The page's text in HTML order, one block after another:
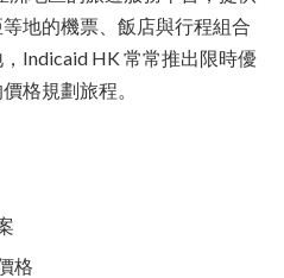
地的機票、飯店與行程組合
Indicaid HK 常常推出限時優
格規劃旅程。
格